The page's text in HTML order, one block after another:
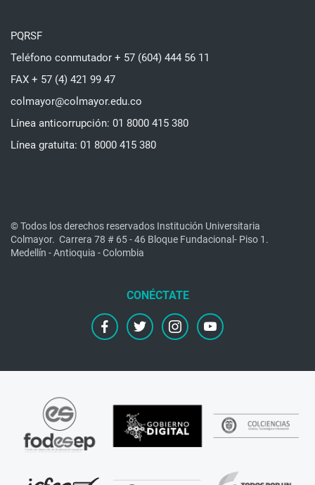
PQRSF
Teléfono conmutador + 57 (604) 444 56 11
FAX + 57 (4) 421 99 47
colmayor@colmayor.edu.co
Línea anticorrupción: 01 8000 415 380
Línea gratuita: 01 8000 415 380
© Todos los derechos reservados Institución Universitaria
Colmayor. Carrera 78 # 65 - 46 Bloque Fundacional- Piso 1.
Medellín - Antioquia - Colombia